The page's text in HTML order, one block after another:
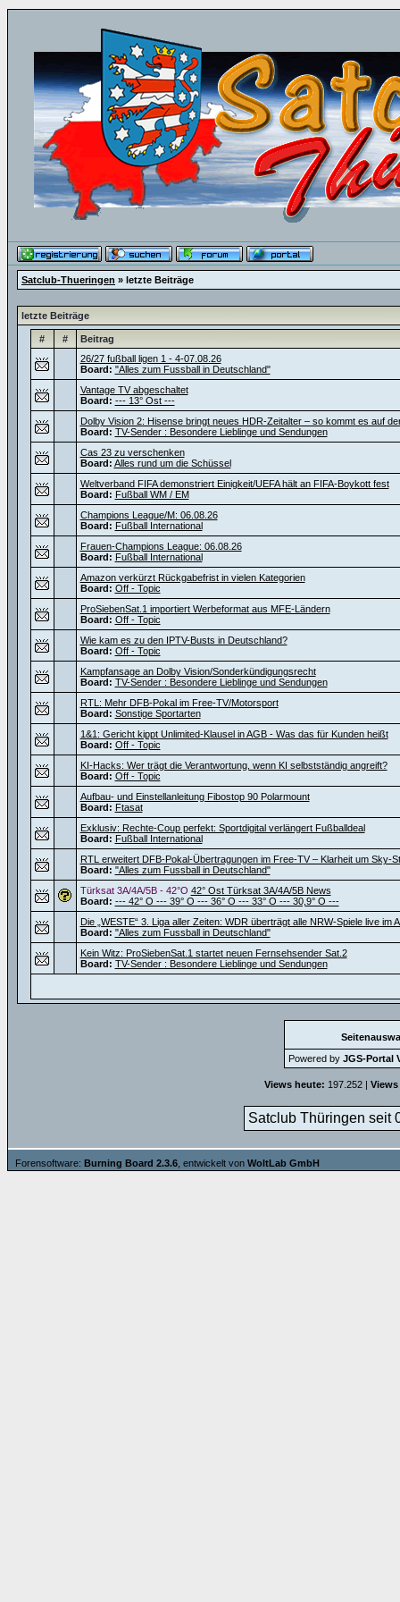
Satclub-Thueringen » letzte Beiträge
letzte Beiträge
# #
Beitrag
26/27 fußball ligen 1 - 4-07.08.26
Board: "Alles zum Fussball in Deutschland"
Vantage TV abgeschaltet
Board: --- 13° Ost ---
Dolby Vision 2: Hisense bringt neues HDR-Zeitalter – so kommt es auf
Board: TV-Sender : Besondere Lieblinge und Sendungen
Cas 23 zu verschenken
Board: Alles rund um die Schüssel
Weltverband FIFA demonstriert Einigkeit/UEFA hält an FIFA-Boykott fest
Board: Fußball WM / EM
Champions League/M: 06.08.26
Board: Fußball International
Frauen-Champions League: 06.08.26
Board: Fußball International
Amazon verkürzt Rückgabefrist in vielen Kategorien
Board: Off - Topic
ProSiebenSat.1 importiert Werbeformat aus MFE-Ländern
Board: Off - Topic
Wie kam es zu den IPTV-Busts in Deutschland?
Board: Off - Topic
Kampfansage an Dolby Vision/Sonderkündigungsrecht
Board: TV-Sender : Besondere Lieblinge und Sendungen
RTL: Mehr DFB-Pokal im Free-TV/Motorsport
Board: Sonstige Sportarten
1&1: Gericht kippt Unlimited-Klausel in AGB - Was das für Kunden heißt
Board: Off - Topic
KI-Hacks: Wer trägt die Verantwortung, wenn KI selbstständig angreift?
Board: Off - Topic
Aufbau- und Einstellanleitung Fibostop 90 Polarmount
Board: Ftasat
Exklusiv: Rechte-Coup perfekt: Sportdigital verlängert Fußballdeal
Board: Fußball International
RTL erweitert DFB-Pokal-Übertragungen im Free-TV – Klarheit um Sky-
Board: "Alles zum Fussball in Deutschland"
Türksat 3A/4A/5B - 42°O 42° Ost Türksat 3A/4A/5B News
Board: --- 42° O --- 39° O --- 36° O --- 33° O --- 30,9° O ---
Die „WESTE“ 3. Liga aller Zeiten: WDR überträgt alle NRW-Spiele live im
Board: "Alles zum Fussball in Deutschland"
Kein Witz: ProSiebenSat.1 startet neuen Fernsehsender Sat.2
Board: TV-Sender : Besondere Lieblinge und Sendungen
Powered by JGS-Portal
Views heute: 197.252 |
Satclub Thüringen seit
Forensoftware: Burning Board 2.3.6 , entwickelt von WoltLab GmbH